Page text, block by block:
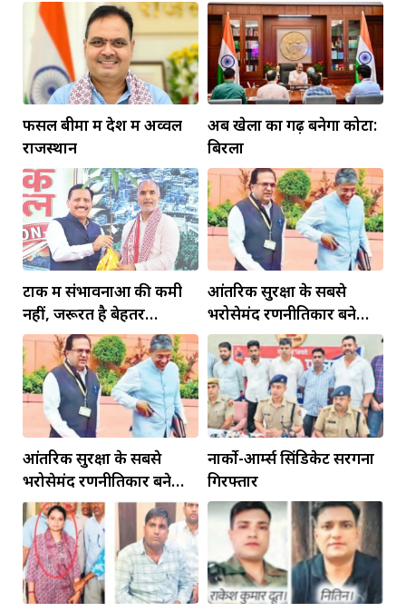
फसल बीमा में देश में अव्वल
राजस्थान
अब खेलों का गढ़ बनेगा कोटा:
बिरला
टोंक में संभावनाओं की कमी
नहीं, जरूरत है बेहतर
इंफ्रास्ट्रक्चर की
आंतरिक सुरक्षा के सबसे
भरोसेमंद रणनीतिकार बने
रहेंगे गोविंद मोहन
आंतरिक सुरक्षा के सबसे
भरोसेमंद रणनीतिकार बने
रहेंगे गोविंद मोहन
नार्को-आर्म्स सिंडिकेट सरगना
गिरफ्तार